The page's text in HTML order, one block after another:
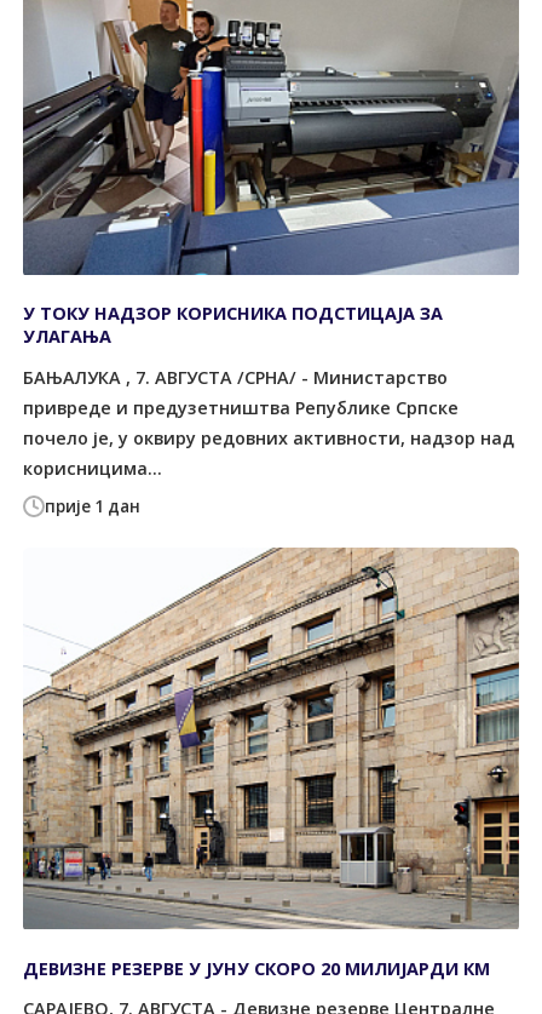
прије 1 дан
У ТОКУ НАДЗОР КОРИСНИКА ПОДСТИЦАЈА ЗА
УЛАГАЊА
БАЊАЛУКА , 7. АВГУСТА /СРНА/ - Министарство
привреде и предузетништва Републике Српске
почело је, у оквиру редовних активности, надзор над
корисницима...
ДЕВИЗНЕ РЕЗЕРВЕ У ЈУНУ СКОРО 20 МИЛИЈАРДИ КМ
САРАЈЕВО, 7. АВГУСТА - Девизне резерве Централне